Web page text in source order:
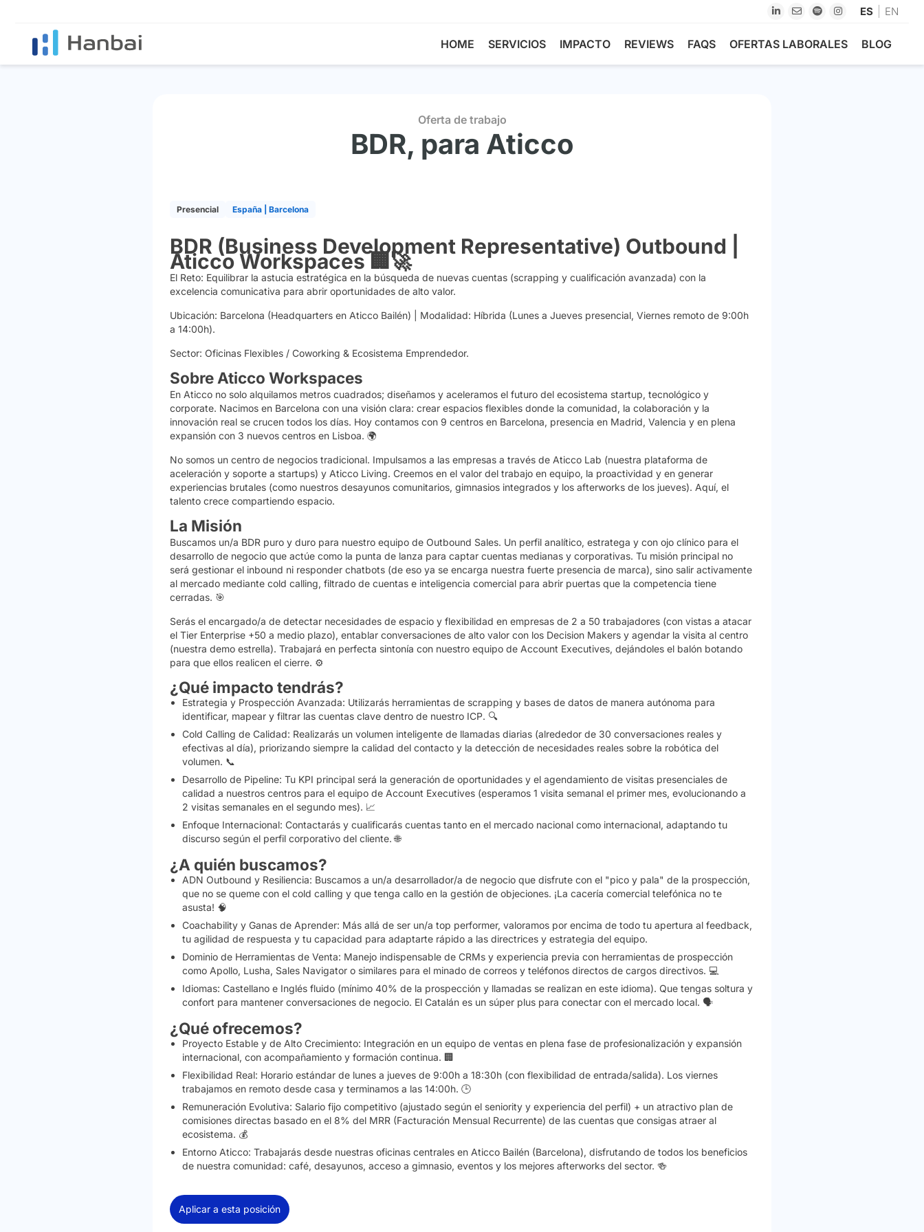
ES EN
HOME SERVICIOS IMPACTO REVIEWS FAQS OFERTAS LABORALES BLOG
Oferta de trabajo
BDR, para Aticco
Presencial España | Barcelona
BDR (Business Development Representative) Outbound |
Aticco Workspaces 🏢🚀
El Reto: Equilibrar la astucia estratégica en la búsqueda de nuevas cuentas (scrapping y cualificación avanzada) con la
excelencia comunicativa para abrir oportunidades de alto valor.
Ubicación: Barcelona (Headquarters en Aticco Bailén) | Modalidad: Híbrida (Lunes a Jueves presencial, Viernes remoto de 9:00h
a 14:00h).
Sector: Oficinas Flexibles / Coworking & Ecosistema Emprendedor.
Sobre Aticco Workspaces
En Aticco no solo alquilamos metros cuadrados; diseñamos y aceleramos el futuro del ecosistema startup, tecnológico y
corporate. Nacimos en Barcelona con una visión clara: crear espacios flexibles donde la comunidad, la colaboración y la
innovación real se crucen todos los días. Hoy contamos con 9 centros en Barcelona, presencia en Madrid, Valencia y en plena
expansión con 3 nuevos centros en Lisboa. 🌍
No somos un centro de negocios tradicional. Impulsamos a las empresas a través de Aticco Lab (nuestra plataforma de
aceleración y soporte a startups) y Aticco Living. Creemos en el valor del trabajo en equipo, la proactividad y en generar
experiencias brutales (como nuestros desayunos comunitarios, gimnasios integrados y los afterworks de los jueves). Aquí, el
talento crece compartiendo espacio.
La Misión
Buscamos un/a BDR puro y duro para nuestro equipo de Outbound Sales. Un perfil analítico, estratega y con ojo clínico para el
desarrollo de negocio que actúe como la punta de lanza para captar cuentas medianas y corporativas. Tu misión principal no
será gestionar el inbound ni responder chatbots (de eso ya se encarga nuestra fuerte presencia de marca), sino salir activamente
al mercado mediante cold calling, filtrado de cuentas e inteligencia comercial para abrir puertas que la competencia tiene
cerradas. 🎯
Serás el encargado/a de detectar necesidades de espacio y flexibilidad en empresas de 2 a 50 trabajadores (con vistas a atacar
el Tier Enterprise +50 a medio plazo), entablar conversaciones de alto valor con los Decision Makers y agendar la visita al centro
(nuestra demo estrella). Trabajará en perfecta sintonía con nuestro equipo de Account Executives, dejándoles el balón botando
para que ellos realicen el cierre. ⚙️
¿Qué impacto tendrás?
Estrategia y Prospección Avanzada: Utilizarás herramientas de scrapping y bases de datos de manera autónoma para
identificar, mapear y filtrar las cuentas clave dentro de nuestro ICP. 🔍
Cold Calling de Calidad: Realizarás un volumen inteligente de llamadas diarias (alrededor de 30 conversaciones reales y
efectivas al día), priorizando siempre la calidad del contacto y la detección de necesidades reales sobre la robótica del
volumen. 📞
Desarrollo de Pipeline: Tu KPI principal será la generación de oportunidades y el agendamiento de visitas presenciales de
calidad a nuestros centros para el equipo de Account Executives (esperamos 1 visita semanal el primer mes, evolucionando a
2 visitas semanales en el segundo mes). 📈
Enfoque Internacional: Contactarás y cualificarás cuentas tanto en el mercado nacional como internacional, adaptando tu
discurso según el perfil corporativo del cliente. 🌐
¿A quién buscamos?
ADN Outbound y Resiliencia: Buscamos a un/a desarrollador/a de negocio que disfrute con el "pico y pala" de la prospección,
que no se queme con el cold calling y que tenga callo en la gestión de objeciones. ¡La cacería comercial telefónica no te
asusta! 🧠
Coachability y Ganas de Aprender: Más allá de ser un/a top performer, valoramos por encima de todo tu apertura al feedback,
tu agilidad de respuesta y tu capacidad para adaptarte rápido a las directrices y estrategia del equipo.
Dominio de Herramientas de Venta: Manejo indispensable de CRMs y experiencia previa con herramientas de prospección
como Apollo, Lusha, Sales Navigator o similares para el minado de correos y teléfonos directos de cargos directivos. 💻
Idiomas: Castellano e Inglés fluido (mínimo 40% de la prospección y llamadas se realizan en este idioma). Que tengas soltura y
confort para mantener conversaciones de negocio. El Catalán es un súper plus para conectar con el mercado local. 🗣️
¿Qué ofrecemos?
Proyecto Estable y de Alto Crecimiento: Integración en un equipo de ventas en plena fase de profesionalización y expansión
internacional, con acompañamiento y formación continua. 🏢
Flexibilidad Real: Horario estándar de lunes a jueves de 9:00h a 18:30h (con flexibilidad de entrada/salida). Los viernes
trabajamos en remoto desde casa y terminamos a las 14:00h. 🕒
Remuneración Evolutiva: Salario fijo competitivo (ajustado según el seniority y experiencia del perfil) + un atractivo plan de
comisiones directas basado en el 8% del MRR (Facturación Mensual Recurrente) de las cuentas que consigas atraer al
ecosistema. 💰
Entorno Aticco: Trabajarás desde nuestras oficinas centrales en Aticco Bailén (Barcelona), disfrutando de todos los beneficios
de nuestra comunidad: café, desayunos, acceso a gimnasio, eventos y los mejores afterworks del sector. 🍻
Aplicar a esta posición